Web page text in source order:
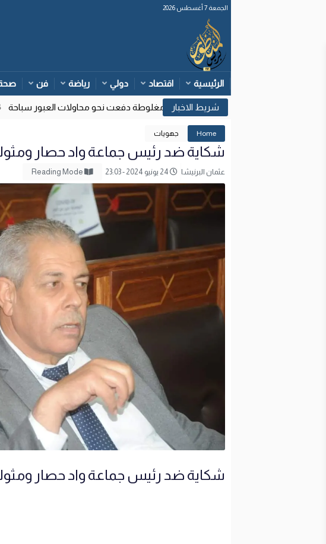
الجمعة 7 أغسطس 2026
الرئيسية اقتصاد دولي رياضة فن
قرارات قضائية إسبانية وتأويلات مغلوطة دفعت نحو محاولات العبور سباحة 15:58
Home جهويات
شكاية ضد رئيس جماعة واد حصار ومثوله
عثمان البرنيشا
شكاية ضد رئيس جماعة واد حصار ومثوله